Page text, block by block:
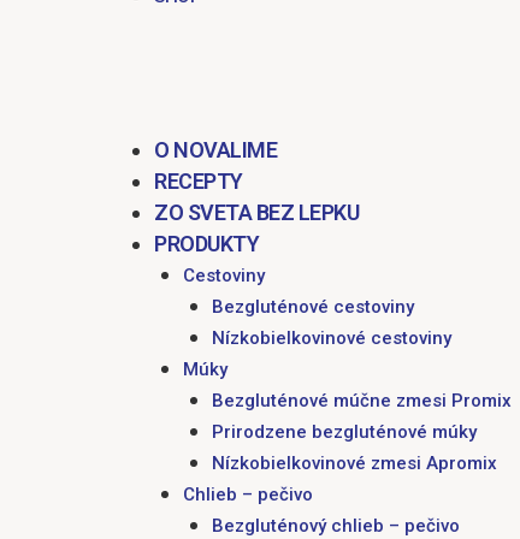
O NOVALIME
RECEPTY
ZO SVETA BEZ LEPKU
PRODUKTY
Cestoviny
Bezgluténové cestoviny
Nízkobielkovinové cestoviny
Múky
Bezgluténové múčne zmesi Promix
Prirodzene bezgluténové múky
Nízkobielkovinové zmesi Apromix
Chlieb – pečivo
Bezgluténový chlieb – pečivo